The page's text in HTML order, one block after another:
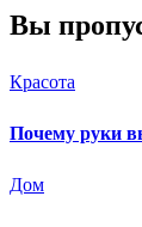
Вы
Красота
Почему руки
Дом